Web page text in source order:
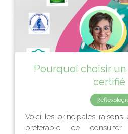
Pourquoi choisir
certifié
Voici les principales
préférable de consulter